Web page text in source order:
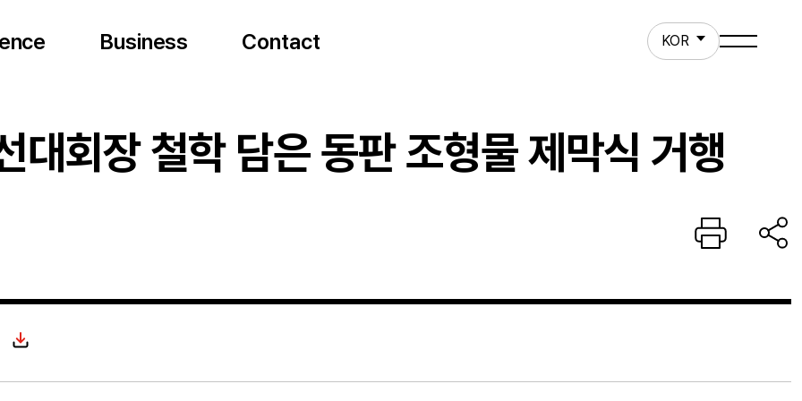
Science
Business
Business Business
Contact
Contact KOR
대회장 철학 담은 동판 조형물 제막식 거행